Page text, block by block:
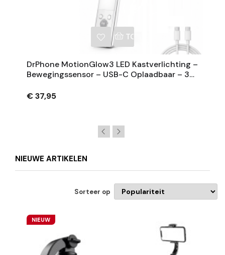
TOEVOEGEN AAN
DrPhone MotionGlow3 LED Kastverlichting –
Bewegingssensor – USB-C Oplaadbaar – 3
€ 37,95
NIEUWE ARTIKELEN
Sorteer op
NIEUW